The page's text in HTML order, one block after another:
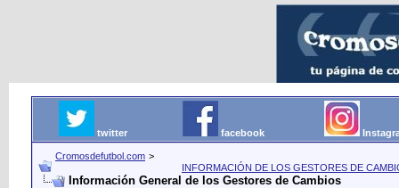
twitter facebook
Cromosdefutbol.com >
INFORMACIÓN DE LOS GESTORES DE
Información General de los Gestores de Cambios